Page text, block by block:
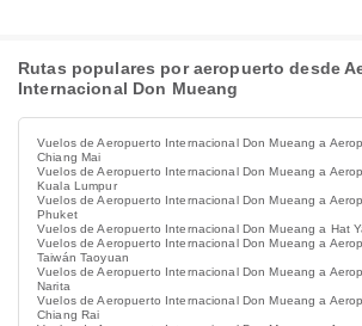
Rutas populares por aeropuerto desde
Internacional Don Mueang
Vuelos de Aeropuerto Internacional Don Mueang a
Chiang Mai
Vuelos de Aeropuerto Internacional Don Mueang a
Kuala Lumpur
Vuelos de Aeropuerto Internacional Don Mueang a
Phuket
Vuelos de Aeropuerto Internacional Don Mueang a Hat
Vuelos de Aeropuerto Internacional Don Mueang a
Taiwán Taoyuan
Vuelos de Aeropuerto Internacional Don Mueang a
Narita
Vuelos de Aeropuerto Internacional Don Mueang a
Chiang Rai